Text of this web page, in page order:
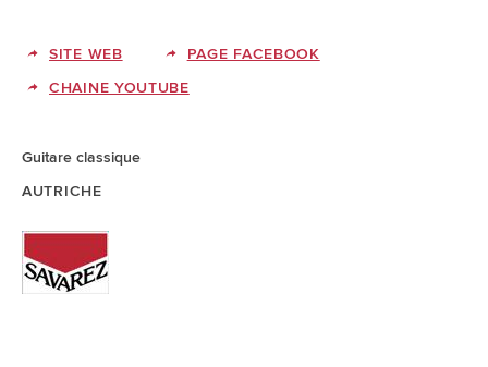
SITE WEB
PAGE FACEBOOK
CHAINE YOUTUBE
Guitare classique
AUTRICHE